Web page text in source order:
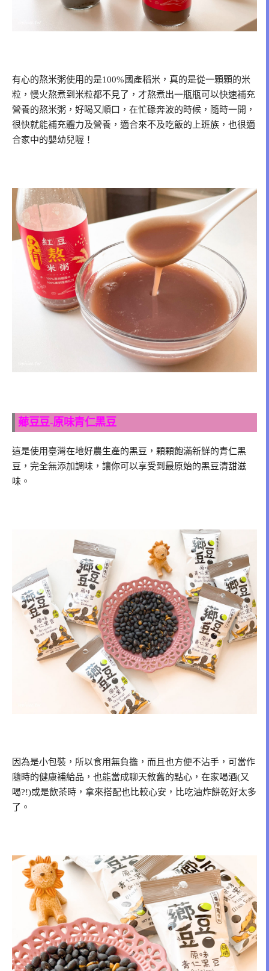
有心的熬米粥使用的是100%國產稻米，真的是從一顆顆的米
粒，慢火熬煮到米粒都不見了，才熬煮出一瓶瓶可以快速補充
營養的熬米粥，好喝又順口，在忙碌奔波的時候，隨時一開，
很快就能補充體力及營養，適合來不及吃飯的上班族，也很適
合家中的嬰幼兒喔！
薌豆豆-原味青仁黑豆
這是使用臺灣在地好農生產的黑豆，顆顆飽滿新鮮的青仁黑
豆，完全無添加調味，讓你可以享受到最原始的黑豆清甜滋
味。
因為是小包裝，所以食用無負擔，而且也方便不沾手，可當作
隨時的健康補給品，也能當成聊天敘舊的點心，在家喝酒(又
喝?!)或是飲茶時，拿來搭配也比較心安，比吃油炸餅乾好太多
了。